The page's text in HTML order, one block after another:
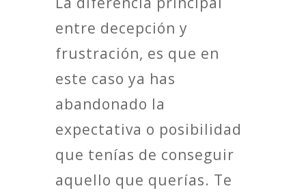
entre decepción y
frustración, es que en
este caso ya has
abandonado la
expectativa o posibilidad
que tenías de conseguir
aquello que querías. Te